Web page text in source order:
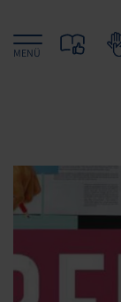
MENÜ